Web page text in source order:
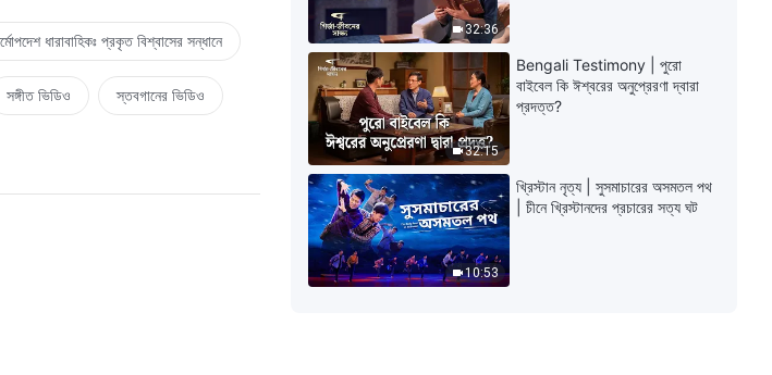
05:15
06:25
ঈশ্বরের প্রতিদিনের বাক্য: ঈশ্বরের কাজ
সম্বন্ধে জানা | উদ্ধৃতি 218
06:16
ঈশ্বরের প্রতিদিনের বাক্য: ঈশ্বরের কাজ
সম্বন্ধে জানা | উদ্ধৃতি 219
করতে মানুষকে মুক্ত। তাই মানুষ
তাঁর বাস্তব ও স্বাভাবিক কাজে, জানে
সম্পূর্ণ আর সব কিছু সম্পন্ন। এটি সেই কাজ
দেখো—তিনি যা; তাঁর বাক্যে তুমি দেখো—
ধারাবাহিকঃ প্রকৃত বিশ্বাসের সন্ধানে
সঙ্গীত ভিডিও স্তবগানের ভিডিও
32:36
32:15
Bengali Testimony | পুরো
বাইবেল কি ঈশ্বরের অনুপ্রেরণা দ্বারা
প্রদত্ত?
10:53
খ্রিস্টান নৃত্য | সুসমাচারের অসমতল পথ
| চীনে খ্রিস্টানদের প্রচারের সত্য ঘট